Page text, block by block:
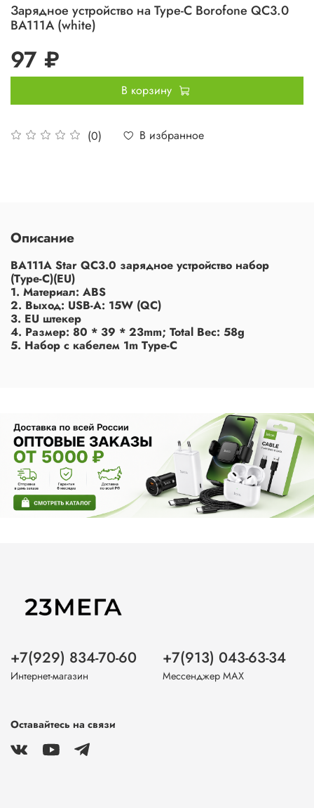
Зарядное устройство на Type-C Borofone QC3.0
BA111A (white)
(0) В избранное
97 ₽
В корзину
Описание
BA111A Star QC3.0 зарядное устройство набор
(Type-C)(EU)
1. Материал: ABS
2. Выход: USB-A: 15W (QC)
3. EU штекер
4. Размер: 80 * 39 * 23mm; Total Вес: 58g
5. Набор с кабелем 1m Type-C
+7(929) 834-70-60
Интернет-магазин
+7(913) 043-63-34
Мессенджер MAX
Оставайтесь на связи